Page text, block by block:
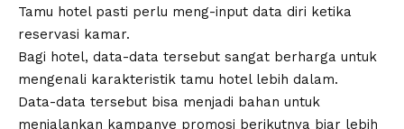
Tamu hotel pasti perlu meng-input data diri ketika
reservasi kamar.
Bagi hotel, data-data tersebut sangat berharga untuk
mengenali karakteristik tamu hotel lebih dalam.
Data-data tersebut bisa menjadi bahan untuk
menjalankan kampanye promosi berikutnya biar lebih